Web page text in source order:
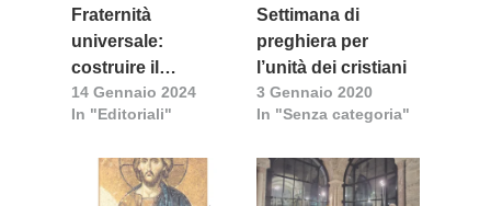
Fraternità
universale:
costruire il
cammino di unità
14 Gennaio 2024
In "Editoriali"
Settimana di
preghiera per
l’unità dei cristiani
3 Gennaio 2020
In "Senza categoria"